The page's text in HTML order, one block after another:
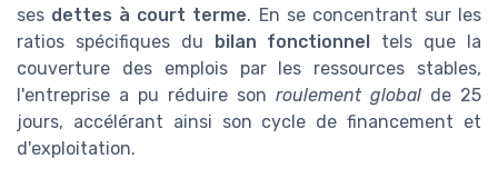
ses dettes à court terme. En se concentrant sur les
ratios spécifiques du bilan fonctionnel tels que la
couverture des emplois par les ressources stables,
l'entreprise a pu réduire son roulement global de 25
jours, accélérant ainsi son cycle de financement et
d'exploitation.